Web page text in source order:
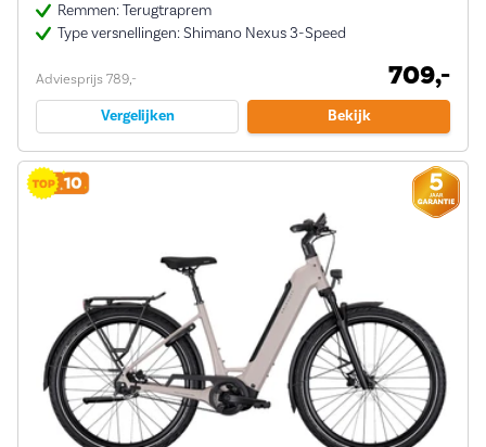
Remmen: Terugtraprem
Type versnellingen: Shimano Nexus 3-Speed
Adviesprijs 789,- 709,-
Vergelijken Bekijk